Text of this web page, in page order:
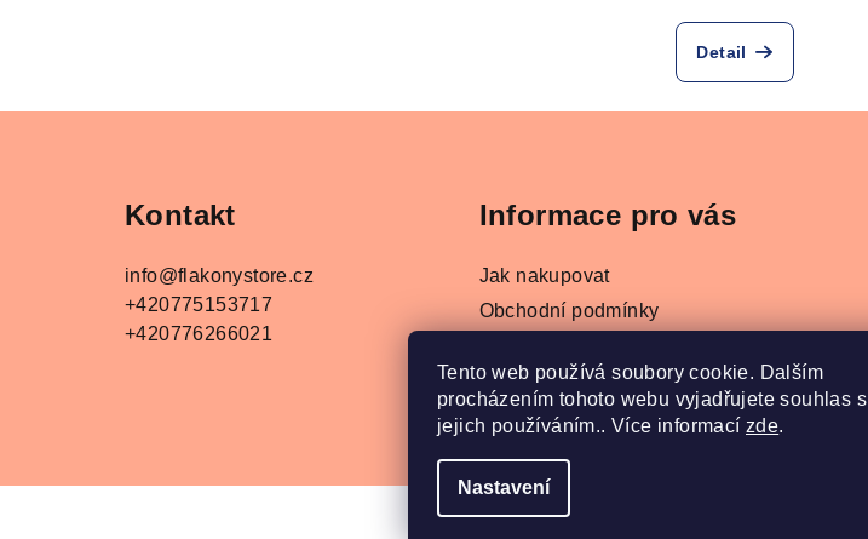
Tento web používá soubory cookie. Dalším
procházením tohoto webu vyjadřujete souhlas s
jejich používáním.. Více informací zde.
Nastavení
Detail
Kontakt
info@flakonystore.cz
+420775153717
+420776266021
Informace pro vás
Jak nakupovat
Obchodní podmínky
Napište nám
Převodník parfémů Refan a Kesia